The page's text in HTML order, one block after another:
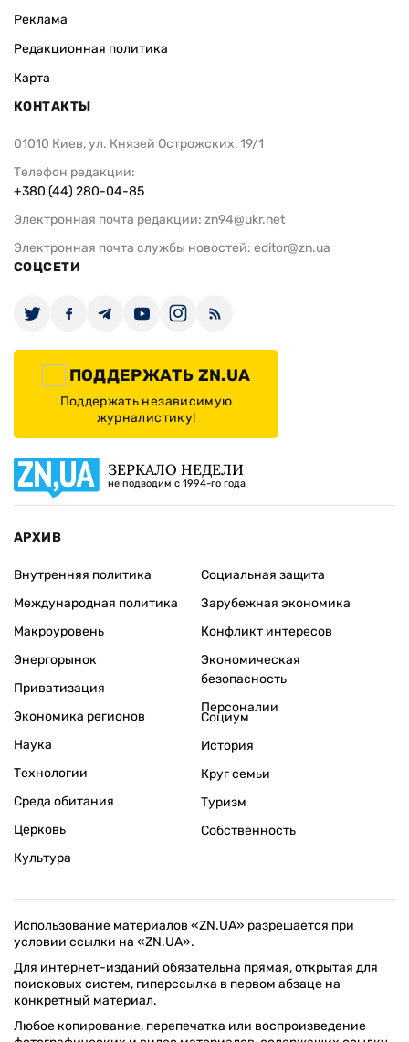
Реклама
Редакционная политика
Карта
КОНТАКТЫ
01010 Киев, ул. Князей Острожских, 19/1
Телефон редакции:
+380 (44) 280-04-85
Электронная почта редакции: zn94@ukr.net
Электронная почта службы новостей: editor@zn.ua
СОЦСЕТИ
ПОДДЕРЖАТЬ ZN.UA
Поддержать независимую
журналистику!
ЗЕРКАЛО НЕДЕЛИ
не подводим с 1994-го года
АРХИВ
Внутренняя политика
Международная политика
Макроуровень
Энергорынок
Приватизация
Экономика регионов
Социальная защита
Зарубежная экономика
Конфликт интересов
Экономическая
безопасность
Персоналии
Наука
Технологии
Среда обитания
Церковь
Культура
Социум
История
Круг семьи
Туризм
Собственность
Использование материалов «ZN.UA» разрешается при
условии ссылки на «ZN.UA».
Для интернет-изданий обязательна прямая, открытая для
поисковых систем, гиперссылка в первом абзаце на
конкретный материал.
Любое копирование, перепечатка или воспроизведение